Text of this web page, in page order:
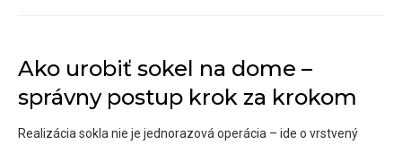
Ako urobiť sokel na dome –
správny postup krok za krokom
Realizácia sokla nie je jednorazová operácia – ide o vrstvený